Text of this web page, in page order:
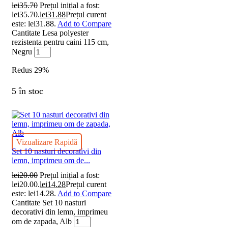
lei35.70 Prețul inițial a fost:
lei35.70.lei31.88Prețul curent
este: lei31.88. Add to Compare
Cantitate Lesa polyester
rezistenta pentru caini 115 cm,
Negru
Redus 29%
5 în stoc
Vizualizare Rapidă
Set 10 nasturi decorativi din
lemn, imprimeu om de...
lei20.00 Prețul inițial a fost:
lei20.00.lei14.28Prețul curent
este: lei14.28. Add to Compare
Cantitate Set 10 nasturi
decorativi din lemn, imprimeu
om de zapada, Alb